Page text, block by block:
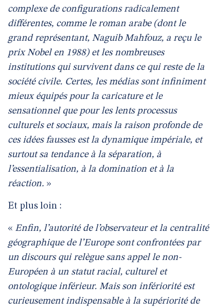
complexe de configurations radicalement
différentes, comme le roman arabe (dont le
grand représentant, Naguib Mahfouz, a reçu le
prix Nobel en 1988) et les nombreuses
institutions qui survivent dans ce qui reste de la
société civile. Certes, les médias sont infiniment
mieux équipés pour la caricature et le
sensationnel que pour les lents processus
culturels et sociaux, mais la raison profonde de
ces idées fausses est la dynamique impériale, et
surtout sa tendance à la séparation, à
l’essentialisation, à la domination et à la
réaction. »
Et plus loin :
« Enfin, l’autorité de l’observateur et la centralité
géographique de l’Europe sont confrontées par
un discours qui relègue sans appel le non-
Européen à un statut racial, culturel et
ontologique inférieur. Mais son infériorité est
curieusement indispensable à la supériorité de